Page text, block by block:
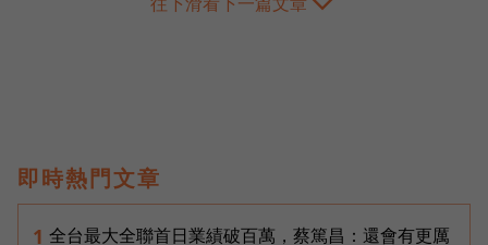
即時熱門文章
1 全台最大全聯首日業績破百萬，蔡篤昌：還會有更厲